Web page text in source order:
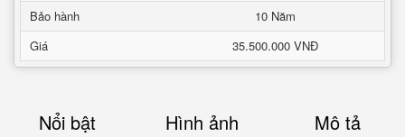
Bảo hành
10 Năm
Giá
35.500.000 VNĐ
Nổi bật Hình ảnh Mô tả